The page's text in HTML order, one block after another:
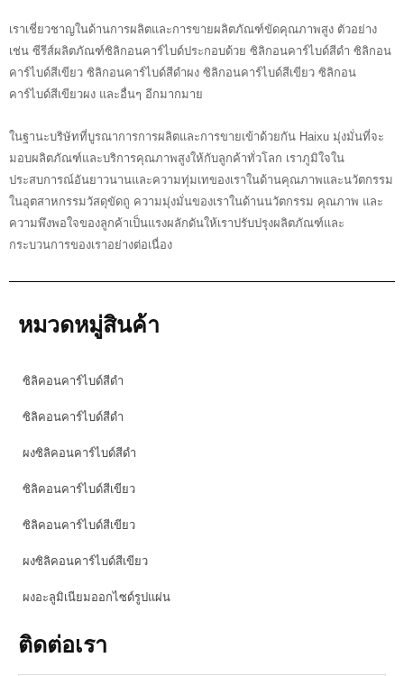
เราเชี่ยวชาญในด้านการผลิตและการขายผลิตภัณฑ์ขัดคุณภาพสูง ตัวอย่าง
เช่น ซีรีส์ผลิตภัณฑ์ซิลิกอนคาร์ไบด์ประกอบด้วย ซิลิกอนคาร์ไบด์สีดำ ซิลิกอน
คาร์ไบด์สีเขียว ซิลิกอนคาร์ไบด์สีดำผง ซิลิกอนคาร์ไบด์สีเขียว ซิลิกอน
คาร์ไบด์สีเขียวผง และอื่นๆ อีกมากมาย
ในฐานะบริษัทที่บูรณาการการผลิตและการขายเข้าด้วยกัน Haixu มุ่งมั่นที่จะ
มอบผลิตภัณฑ์และบริการคุณภาพสูงให้กับลูกค้าทั่วโลก เราภูมิใจใน
ประสบการณ์อันยาวนานและความทุ่มเทของเราในด้านคุณภาพและนวัตกรรม
ในอุตสาหกรรมวัสดุขัดถู ความมุ่งมั่นของเราในด้านนวัตกรรม คุณภาพ และ
ความพึงพอใจของลูกค้าเป็นแรงผลักดันให้เราปรับปรุงผลิตภัณฑ์และ
กระบวนการของเราอย่างต่อเนื่อง
หมวดหมู่สินค้า
ซิลิคอนคาร์ไบด์สีดำ
ซิลิคอนคาร์ไบด์สีดำ
ผงซิลิคอนคาร์ไบด์สีดำ
ซิลิคอนคาร์ไบด์สีเขียว
ซิลิคอนคาร์ไบด์สีเขียว
ผงซิลิคอนคาร์ไบด์สีเขียว
ผงอะลูมิเนียมออกไซด์รูปแผ่น
ติดต่อเรา